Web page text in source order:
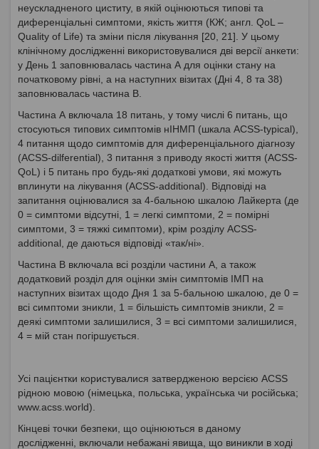
неускладненого циститу, в якій оцінюються типові та
диференціальні симптоми, якість життя (КЖ; англ. QoL –
Quality of Life) та зміни після лікування [20, 21]. У цьому
клінічному дослідженні використовувалися дві версії анкети:
у День 1 заповнювалась частина А для оцінки стану на
початковому рівні, а на наступних візитах (Дні 4, 8 та 38)
заповнювалась частина В.
Частина А включала 18 питань, у тому числі 6 питань, що
стосуються типових симптомів нІНМП (шкала ACSS-typical),
4 питання щодо симптомів для диференціального діагнозу
(ACSS-dilferential), 3 питання з приводу якості життя (ACSS-
QoL) і 5 питань про будь-які додаткові умови, які можуть
вплинути на лікування (ACSS-additional). Відповіді на
запитання оцінювалися за 4-бальною шкалою Лайкерта (де
0 = симптоми відсутні, 1 = легкі симптоми, 2 = помірні
симптоми, 3 = тяжкі симптоми), крім розділу ACSS-
additional, де даються відповіді «так/ні».
Частина В включала всі розділи частини А, а також
додатковий розділ для оцінки змін симптомів ІМП на
наступних візитах щодо Дня 1 за 5-бальною шкалою, де 0 =
всі симптоми зникли, 1 = більшість симптомів зникли, 2 =
деякі симптоми залишилися, 3 = всі симптоми залишилися,
4 = мій стан погіршується.
Усі пацієнтки користувалися затвердженою версією ACSS
рідною мовою (німецька, польська, українська чи російська;
www.acss.world).
Кінцеві точки безпеки, що оцінюються в даному
дослідженні, включали небажані явища, що виникли в ході